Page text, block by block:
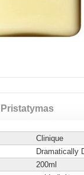
Pristatymas
Clinique
Dramatically
200ml